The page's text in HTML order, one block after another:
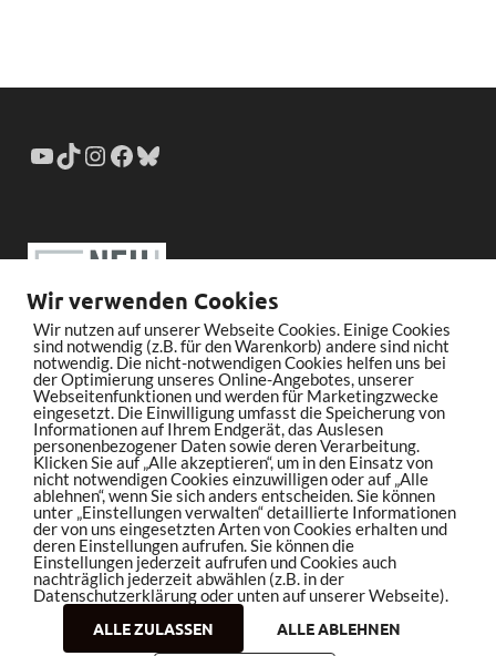
Wir verwenden Cookies
Wir nutzen auf unserer Webseite Cookies. Einige Cookies
sind notwendig (z.B. für den Warenkorb) andere sind nicht
notwendig. Die nicht-notwendigen Cookies helfen uns bei
der Optimierung unseres Online-Angebotes, unserer
Webseitenfunktionen und werden für Marketingzwecke
eingesetzt. Die Einwilligung umfasst die Speicherung von
Informationen auf Ihrem Endgerät, das Auslesen
personenbezogener Daten sowie deren Verarbeitung.
Klicken Sie auf „Alle akzeptieren“, um in den Einsatz von
nicht notwendigen Cookies einzuwilligen oder auf „Alle
ablehnen“, wenn Sie sich anders entscheiden. Sie können
unter „Einstellungen verwalten“ detaillierte Informationen
der von uns eingesetzten Arten von Cookies erhalten und
deren Einstellungen aufrufen. Sie können die
Einstellungen jederzeit aufrufen und Cookies auch
nachträglich jederzeit abwählen (z.B. in der
Datenschutzerklärung oder unten auf unserer Webseite).
ALLE ZULASSEN
ALLE ABLEHNEN